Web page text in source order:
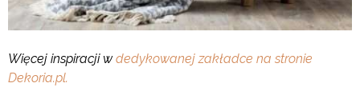
Więcej inspiracji w dedykowanej zakładce na stronie
Dekoria.pl.